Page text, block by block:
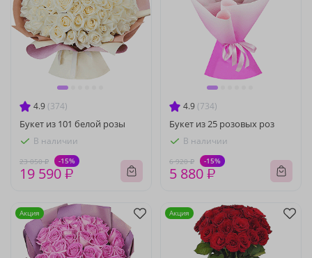
4.9 (374)
Букет из 101 белой розы
В наличии
23 050 ₽ -15%
19 590 ₽
4.9 (734)
Букет из 25 розовых роз
В наличии
6 920 ₽ -15%
5 880 ₽
Акция Акция